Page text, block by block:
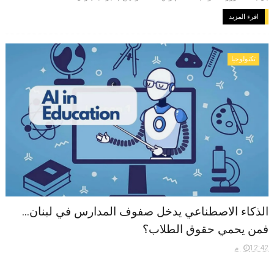
اقرء المزيد
تكنولوجيا
الذكاء الاصطناعي يدخل صفوف المدارس في لبنان...
فمن يحمي حقوق الطلاب؟
12:42 م